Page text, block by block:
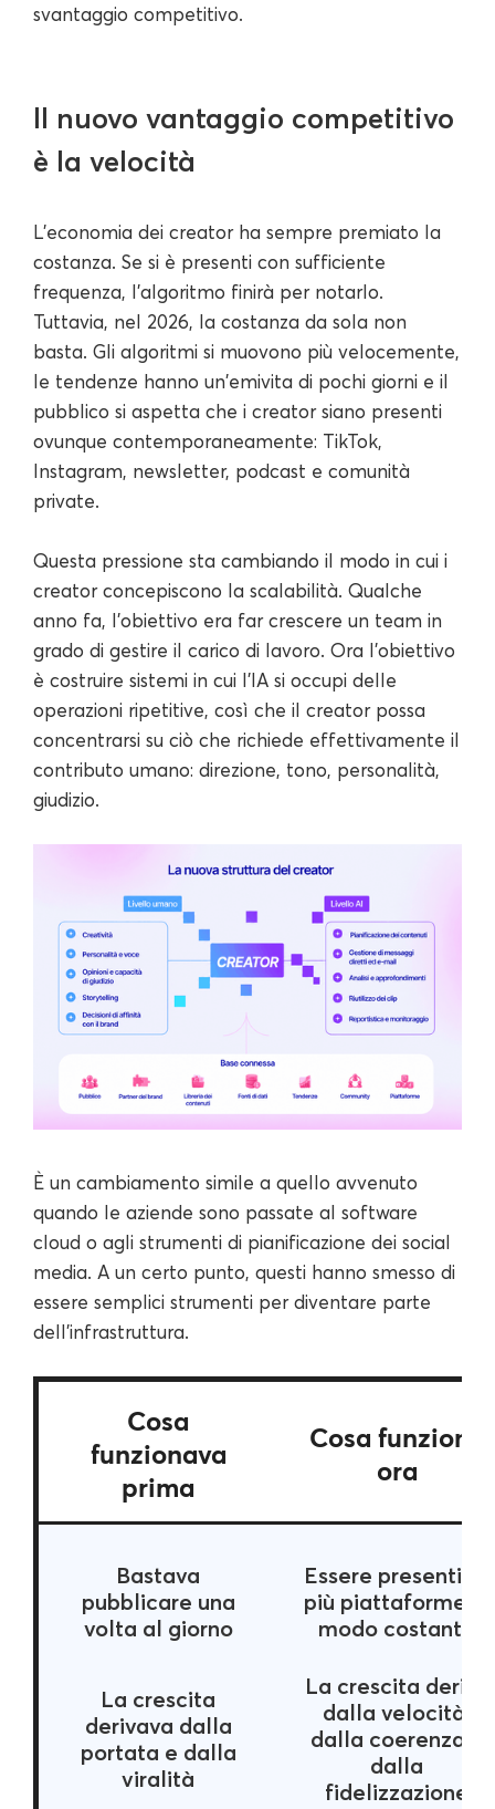
svantaggio competitivo.
Il nuovo vantaggio competitivo
è la velocità
L'economia dei creator ha sempre premiato la
costanza. Se si è presenti con sufficiente
frequenza, l'algoritmo finirà per notarlo.
Tuttavia, nel 2026, la costanza da sola non
basta. Gli algoritmi si muovono più velocemente,
le tendenze hanno un'emivita di pochi giorni e il
pubblico si aspetta che i creator siano presenti
ovunque contemporaneamente: TikTok,
Instagram, newsletter, podcast e comunità
private.
Questa pressione sta cambiando il modo in cui i
creator concepiscono la scalabilità. Qualche
anno fa, l'obiettivo era far crescere un team in
grado di gestire il carico di lavoro. Ora l'obiettivo
è costruire sistemi in cui l'IA si occupi delle
operazioni ripetitive, così che il creator possa
concentrarsi su ciò che richiede effettivamente il
contributo umano: direzione, tono, personalità,
giudizio.
È un cambiamento simile a quello avvenuto
quando le aziende sono passate al software
cloud o agli strumenti di pianificazione dei social
media. A un certo punto, questi hanno smesso di
essere semplici strumenti per diventare parte
dell’infrastruttura.
Cosa
funzionava
prima
Cosa funziona
ora
Bastava
pubblicare una
volta al giorno
Essere presenti su
più piattaforme in
modo costante
La crescita
derivava dalla
portata e dalla
viralità
La crescita deriva
dalla velocità,
dalla coerenza e
dalla
fidelizzazione